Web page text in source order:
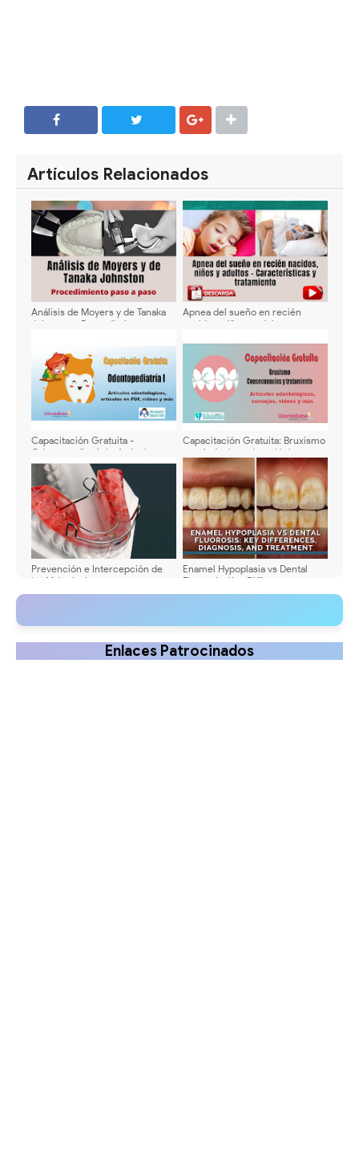
Artículos Relacionados
Análisis de Moyers y de Tanaka
Johnston - Procedimiento paso
Apnea del sueño en recién
nacidos, niños y adultos -
Capacitación Gratuita -
Odontopediatría I - Artículo
odontológicos, artículos en PDF,
vídeos y más
Capacitación Gratuita: Bruxismo
- 14 Artículos odontológicos,
consejos, vídeos y más
Prevención e Intercepción de
las Maloclusiones en
Odontopediatría - Webinar
Enamel Hypoplasia vs Dental
Fluorosis: Key Differences,
Diagnosis, and Treatment
Enlaces Patrocinados